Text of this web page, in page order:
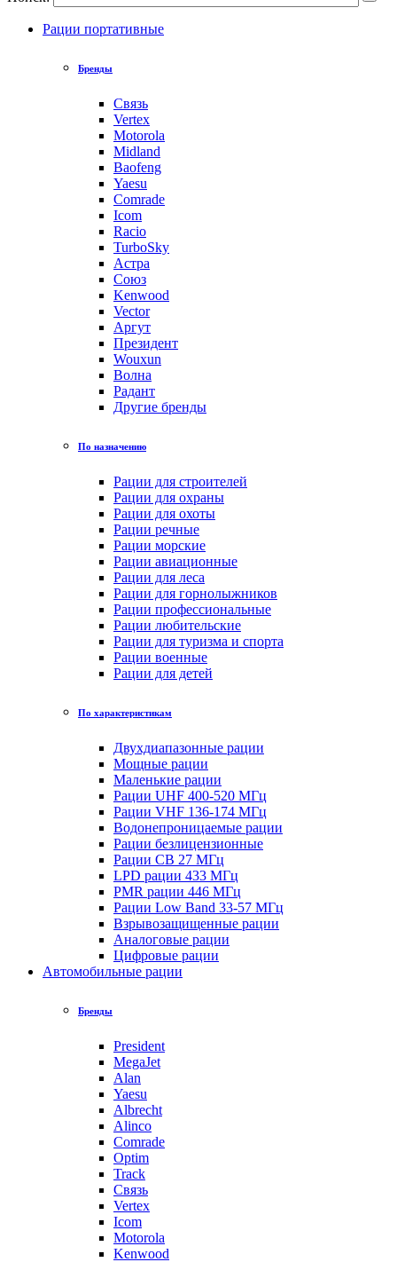
Рации портативные
Бренды
Связь
Vertex
Motorola
Midland
Baofeng
Yaesu
Comrade
Icom
Racio
TurboSky
Астра
Союз
Kenwood
Vector
Аргут
Президент
Wouxun
Волна
Радант
Другие бренды
По назначению
Рации для строителей
Рации для охраны
Рации для охоты
Рации речные
Рации морские
Рации авиационные
Рации для леса
Рации для горнолыжников
Рации профессиональные
Рации любительские
Рации для туризма и спорта
Рации военные
Рации для детей
По характеристикам
Двухдиапазонные рации
Мощные рации
Маленькие рации
Рации UHF 400-520 МГц
Рации VHF 136-174 МГц
Водонепроницаемые рации
Рации безлицензионные
Рации CB 27 МГц
LPD рации 433 МГц
PMR рации 446 МГц
Рации Low Band 33-57 МГц
Взрывозащищенные рации
Аналоговые рации
Цифровые рации
Автомобильные рации
Бренды
President
MegaJet
Alan
Yaesu
Albrecht
Alinco
Comrade
Optim
Track
Связь
Vertex
Icom
Motorola
Kenwood